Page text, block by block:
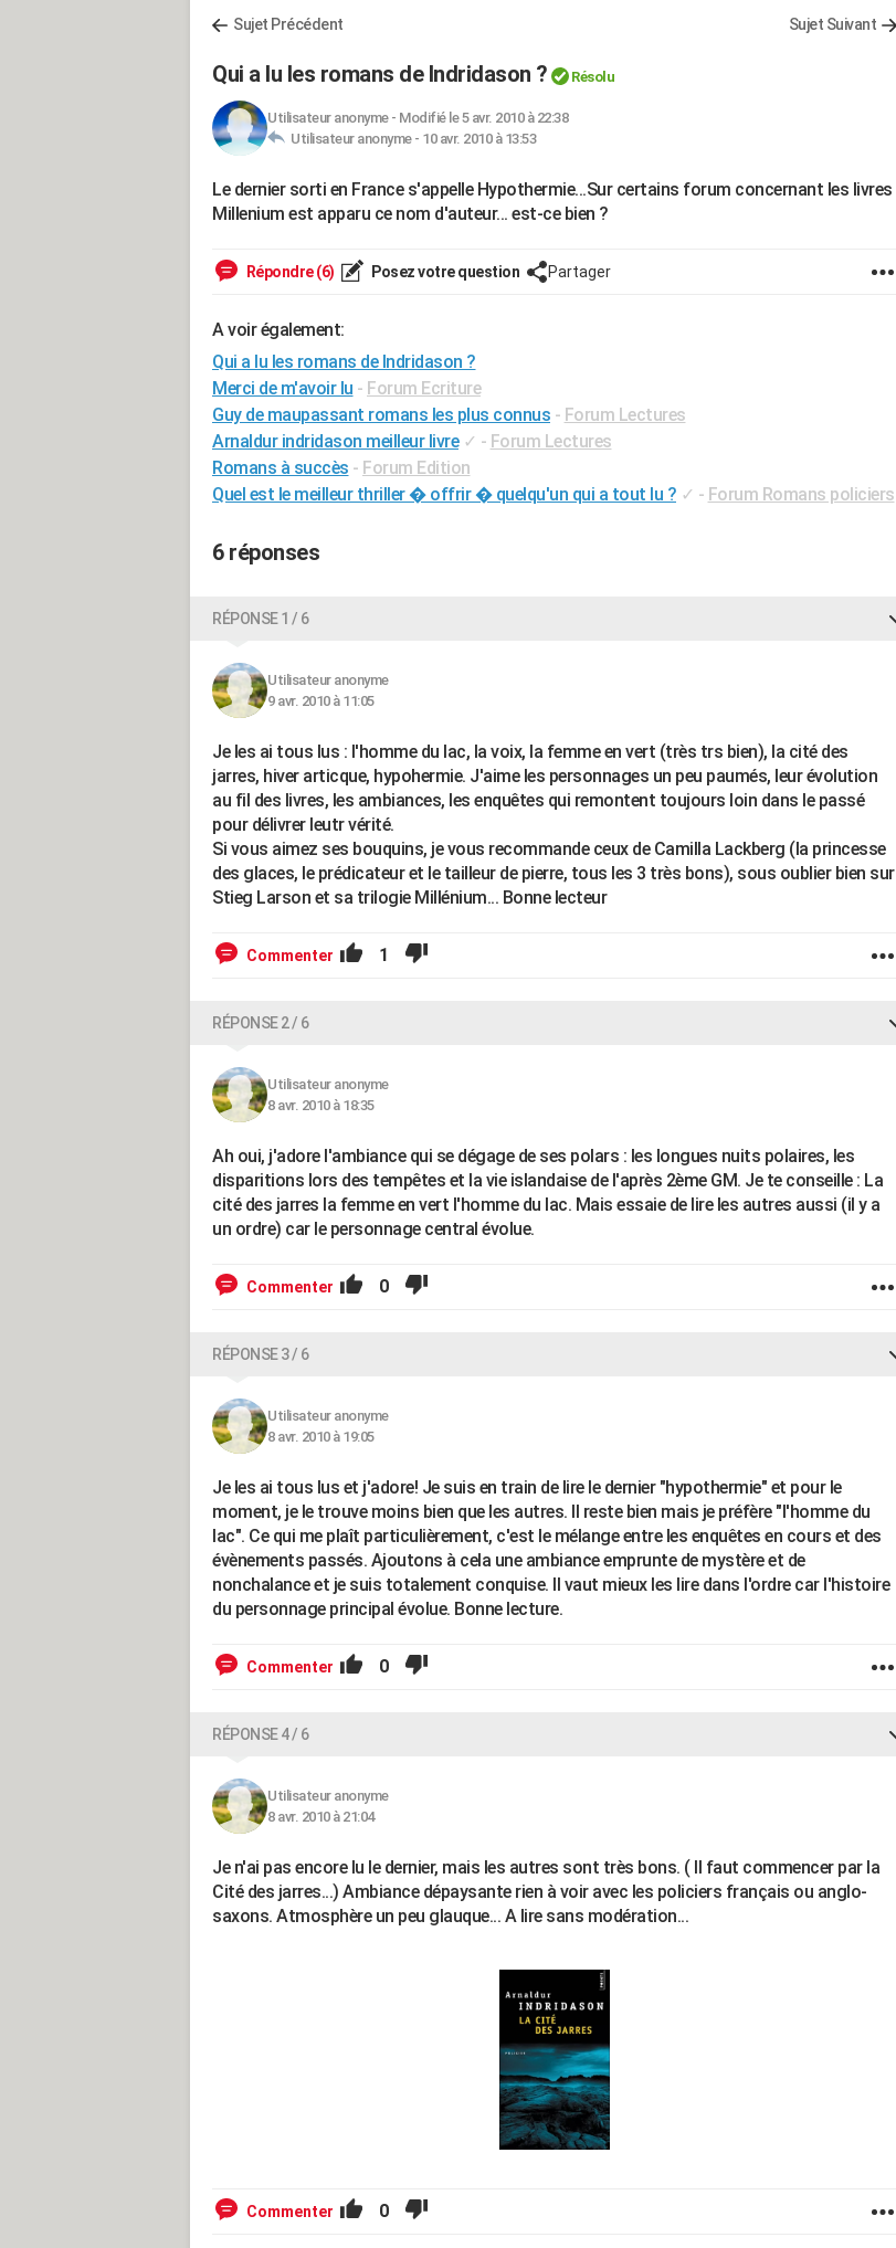
Sujet Précédent Sujet Suivant
Qui a lu les romans de Indridason ? Résolu
Utilisateur anonyme- Modifié le 5 avr. 2010 à 22:38
Utilisateur anonyme - 10 avr. 2010 à 13:53
Le dernier sorti en France s'appelle Hypothermie...Sur certains forum concernant les livres
Millenium est apparu ce nom d'auteur... est-ce bien ?
Répondre (6) Posez votre question Partager
A voir également:
Qui a lu les romans de Indridason ?
Merci de m'avoir lu - Forum Ecriture
Guy de maupassant romans les plus connus - Forum Lectures
Arnaldur indridason meilleur livre ✓ - Forum Lectures
Romans à succès - Forum Edition
Quel est le meilleur thriller � offrir � quelqu'un qui a tout lu ? ✓ - Forum Romans policiers
6 réponses
RÉPONSE 1 / 6
Utilisateur anonyme
9 avr. 2010 à 11:05
Je les ai tous lus : l'homme du lac, la voix, la femme en vert (très trs bien), la cité des
jarres, hiver articque, hypohermie. J'aime les personnages un peu paumés, leur évolution
au fil des livres, les ambiances, les enquêtes qui remontent toujours loin dans le passé
pour délivrer leutr vérité.
Si vous aimez ses bouquins, je vous recommande ceux de Camilla Lackberg (la princesse
des glaces, le prédicateur et le tailleur de pierre, tous les 3 très bons), sous oublier bien sur
Stieg Larson et sa trilogie Millénium... Bonne lecteur
Commenter 1
RÉPONSE 2 / 6
Utilisateur anonyme
8 avr. 2010 à 18:35
Ah oui, j'adore l'ambiance qui se dégage de ses polars : les longues nuits polaires, les
disparitions lors des tempêtes et la vie islandaise de l'après 2ème GM. Je te conseille : La
cité des jarres la femme en vert l'homme du lac. Mais essaie de lire les autres aussi (il y a
un ordre) car le personnage central évolue.
Commenter 0
RÉPONSE 3 / 6
Utilisateur anonyme
8 avr. 2010 à 19:05
Je les ai tous lus et j'adore! Je suis en train de lire le dernier "hypothermie" et pour le
moment, je le trouve moins bien que les autres. Il reste bien mais je préfère "l'homme du
lac". Ce qui me plaît particulièrement, c'est le mélange entre les enquêtes en cours et des
évènements passés. Ajoutons à cela une ambiance emprunte de mystère et de
nonchalance et je suis totalement conquise. Il vaut mieux les lire dans l'ordre car l'histoire
du personnage principal évolue. Bonne lecture.
Commenter 0
RÉPONSE 4 / 6
Utilisateur anonyme
8 avr. 2010 à 21:04
Je n'ai pas encore lu le dernier, mais les autres sont très bons. ( Il faut commencer par la
Cité des jarres...) Ambiance dépaysante rien à voir avec les policiers français ou anglo-
saxons. Atmosphère un peu glauque... A lire sans modération...
Commenter 0